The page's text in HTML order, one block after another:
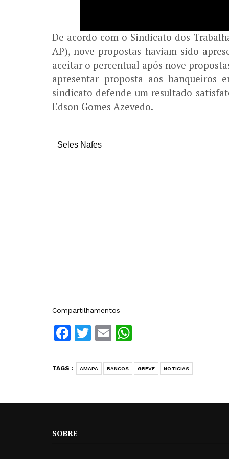
De acordo com o Sindicato dos
AP), nove propostas haviam sido
aceitar o percentual após nove
apresentar proposta aos
sindicato defende um resultado
Edson Gomes Azevedo.
Seles Nafes
Compartilhamentos
Facebook
Twitter
Email
TAGS : AMAPA BANCOS GREVE NOTICIAS
SOBRE